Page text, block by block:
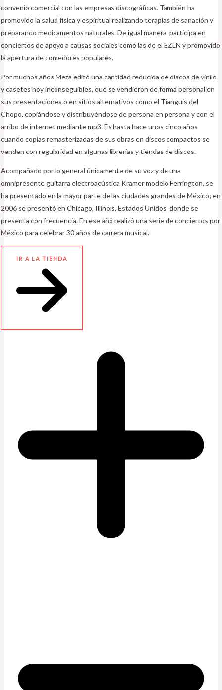
convenio comercial con las empresas discográficas. También ha
promovido la salud física y espiritual realizando terapias de sanación y
preparando medicamentos naturales. De igual manera, participa en
conciertos de apoyo a causas sociales como las de el EZLN y promovido
la apertura de comedores populares.
Por muchos años Meza editó una cantidad reducida de discos de vinilo
y casetes hoy inconseguibles, que se vendieron de forma personal en
sus presentaciones o en sitios alternativos como el Tianguis del
Chopo, copiándose y distribuyéndose de persona en persona y con el
arribo de internet mediante mp3. Es hasta hace unos cinco años
cuando copias remasterizadas de sus obras en discos compactos se
venden con regularidad en algunas librerías y tiendas de discos.
Acompañado por lo general únicamente de su voz y de una
omnipresente guitarra electroacústica Kramer modelo Ferrington, se
ha presentado en la mayor parte de las ciudades grandes de México; en
2006 se presentó en Chicago, Illinois, Estados Unidos, donde se
presenta con frecuencia. En ese añó realizó una serie de conciertos por
México para celebrar 30 años de carrera musical.
IR A LA TIENDA